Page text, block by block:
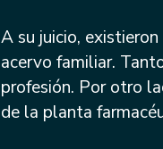
A su juicio,
acervo familiar.
profesión. Por otro
de la planta